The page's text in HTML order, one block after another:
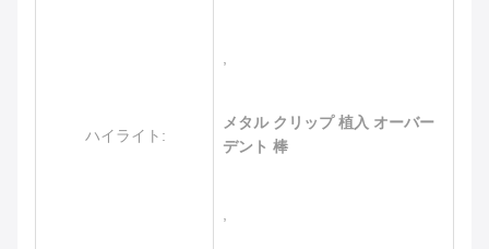
ハイライト:
メタル クリップ 植入 オーバー
デント 棒